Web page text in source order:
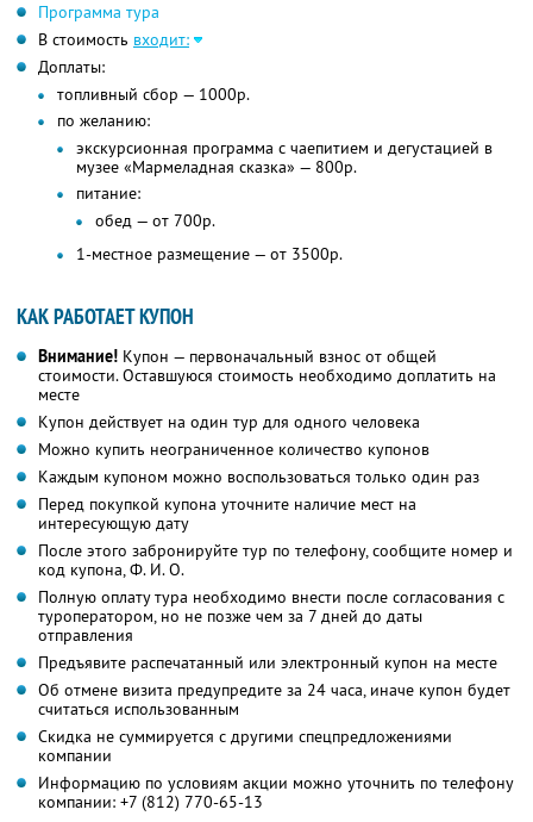
Программа тура
В стоимость входит:
Доплаты:
топливный сбор — 1000р.
по желанию:
экскурсионная программа с чаепитием и дегустацией в
музее «Мармеладная сказка» — 800р.
питание:
обед — от 700р.
1-местное размещение — от 3500р.
КАК РАБОТАЕТ КУПОН
Внимание! Купон — первоначальный взнос от общей
стоимости. Оставшуюся стоимость необходимо доплатить на
месте
Купон действует на один тур для одного человека
Можно купить неограниченное количество купонов
Каждым купоном можно воспользоваться только один раз
Перед покупкой купона уточните наличие мест на
интересующую дату
После этого забронируйте тур по телефону, сообщите номер и
код купона,Ф. И. О.
Полную оплату тура необходимо внести после согласования с
туроператором, но не позже чем за 7 дней до даты
отправления
Предъявите распечатанный или электронный купон на месте
Об отмене визита предупредите за 24 часа, иначе купон будет
считаться использованным
Скидка не суммируется с другими спецпредложениями
компании
Информацию по условиям акции можно уточнить по телефону
компании: +7 (812) 770-65-13